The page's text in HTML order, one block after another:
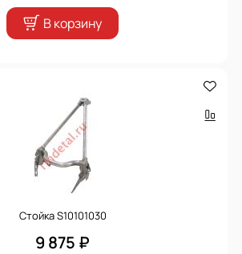
В корзину
Стойка S10101030
9 875 ₽